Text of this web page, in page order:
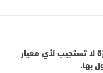
تستجيب لأي معيار
بها.